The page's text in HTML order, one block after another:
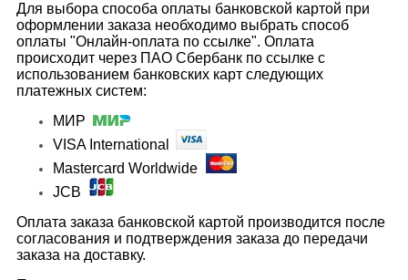
Для выбора способа оплаты банковской картой при
оформлении заказа необходимо выбрать способ
оплаты "Онлайн-оплата по ссылке". Оплата
происходит через ПАО Сбербанк по ссылке с
использованием банковских карт следующих
платежных систем:
МИР
VISA International
Mastercard Worldwide
JCB
Оплата заказа банковской картой производится после
согласования и подтверждения заказа до передачи
заказа на доставку.